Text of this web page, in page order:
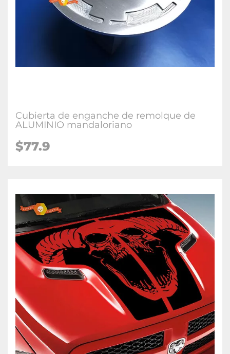
Cubierta de enganche de remolque de
ALUMINIO mandaloriano
$77.9